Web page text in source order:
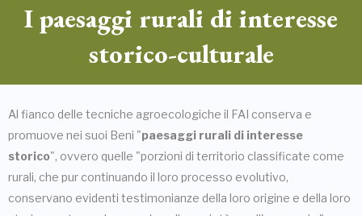
I paesaggi rurali di interesse
storico-culturale
Al fianco delle tecniche agroecologiche il FAI conserva e
promuove nei suoi Beni "paesaggi rurali di interesse
storico", ovvero quelle "porzioni di territorio classificate come
rurali, che pur continuando il loro processo evolutivo,
conservano evidenti testimonianze della loro origine e della loro